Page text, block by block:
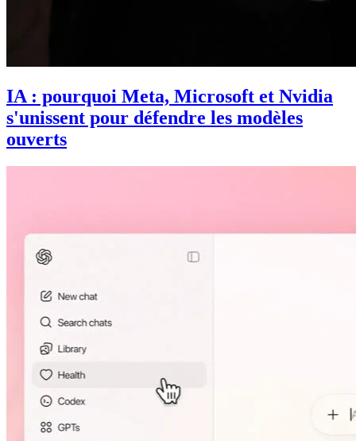
IA : pourquoi Meta, Microsoft et Nvidia
s'unissent pour défendre les modèles
ouverts